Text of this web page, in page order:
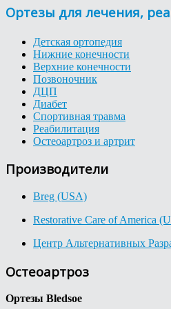
Ортезы для лечения,
Детская ортопедия
Нижние конечности
Верхние конечности
Позвоночник
ДЦП
Диабет
Спортивная травма
Реабилитация
Остеоартроз и артрит
Производители
Breg (USA)
Restorative Care of America
Центр Альтернативных
Остеоартроз
Ортезы Bledsoe